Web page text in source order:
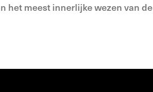
het meest innerlijke wezen van de